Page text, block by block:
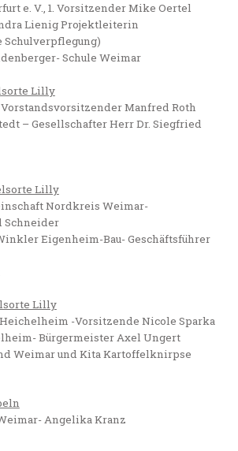
e. V., 1. Vorsitzender Mike Oertel
Lienig Projektleiterin
Schule Weimar
Lilly
Manfred Roth
– Gesellschafter Herr Dr. Siegfried
Lilly
Nordkreis Weimar-
Schneider
Eigenheim-Bau- Geschäftsführer
Lilly
-Vorsitzende Nicole Sparka
Bürgermeister Axel Ungert
Weimar und Kita Kartoffelknirpse
Angelika Kranz